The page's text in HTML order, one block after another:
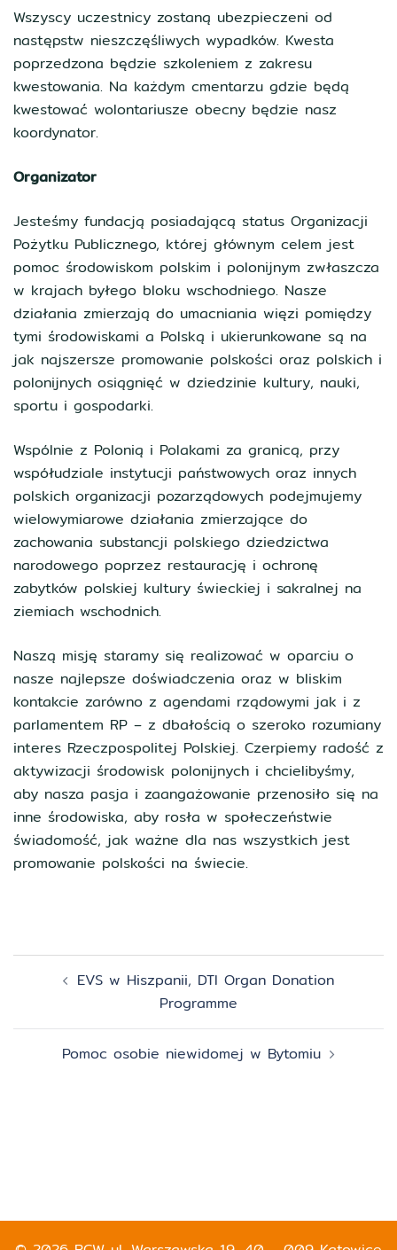
Wszyscy uczestnicy zostaną ubezpieczeni od
następstw nieszczęśliwych wypadków. Kwesta
poprzedzona będzie szkoleniem z zakresu
kwestowania. Na każdym cmentarzu gdzie będą
kwestować wolontariusze obecny będzie nasz
koordynator.
Organizator
Jesteśmy fundacją posiadającą status Organizacji
Pożytku Publicznego, której głównym celem jest
pomoc środowiskom polskim i polonijnym zwłaszcza
w krajach byłego bloku wschodniego. Nasze
działania zmierzają do umacniania więzi pomiędzy
tymi środowiskami a Polską i ukierunkowane są na
jak najszersze promowanie polskości oraz polskich i
polonijnych osiągnięć w dziedzinie kultury, nauki,
sportu i gospodarki.
Wspólnie z Polonią i Polakami za granicą, przy
współudziale instytucji państwowych oraz innych
polskich organizacji pozarządowych podejmujemy
wielowymiarowe działania zmierzające do
zachowania substancji polskiego dziedzictwa
narodowego poprzez restaurację i ochronę
zabytków polskiej kultury świeckiej i sakralnej na
ziemiach wschodnich.
Naszą misję staramy się realizować w oparciu o
nasze najlepsze doświadczenia oraz w bliskim
kontakcie zarówno z agendami rządowymi jak i z
parlamentem RP – z dbałością o szeroko rozumiany
interes Rzeczpospolitej Polskiej. Czerpiemy radość z
aktywizacji środowisk polonijnych i chcielibyśmy,
aby nasza pasja i zaangażowanie przenosiło się na
inne środowiska, aby rosła w społeczeństwie
świadomość, jak ważne dla nas wszystkich jest
promowanie polskości na świecie.
Zobacz
wpisy EVS w Hiszpanii, DTI Organ Donation
Programme
Pomoc osobie niewidomej w Bytomiu